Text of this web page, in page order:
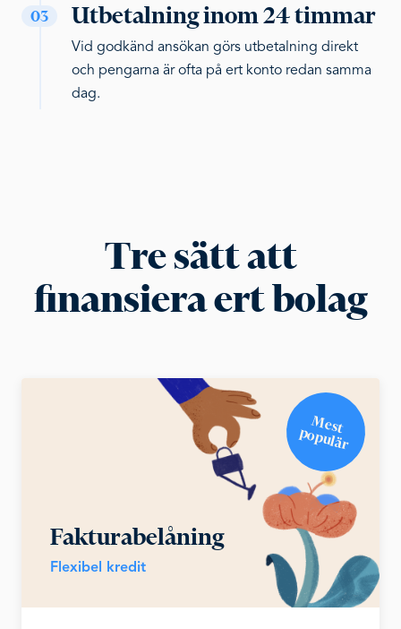
03 Utbetalning inom 24 timmar
Vid godkänd ansökan görs utbetalning direkt
och pengarna är ofta på ert konto redan samma
dag.
Tre sätt att
finansiera ert bolag
M
e
st
p
o
p
u
lä
r
Fakturabelåning
Flexibel kredit